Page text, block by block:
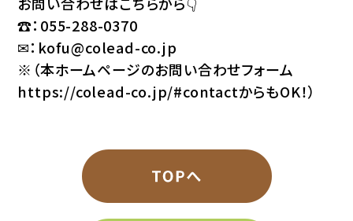
☎： 055-288-0370
✉： kofu@colead-co.jp
※（本ホームページのお問い合わせフォーム
https://colead-co.jp/#contactからもOK！）